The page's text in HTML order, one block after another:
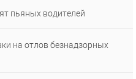
пьяных водителей
на отлов безнадзорных